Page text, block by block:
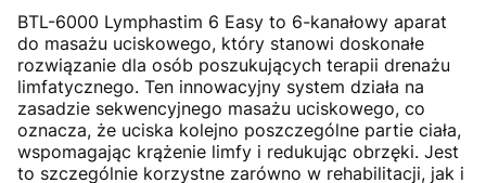
BTL-6000 Lymphastim 6 Easy to 6-kanałowy aparat
do masażu uciskowego, który stanowi doskonałe
rozwiązanie dla osób poszukujących terapii drenażu
limfatycznego. Ten innowacyjny system działa na
zasadzie sekwencyjnego masażu uciskowego, co
oznacza, że uciska kolejno poszczególne partie ciała,
wspomagając krążenie limfy i redukując obrzęki. Jest
to szczególnie korzystne zarówno w rehabilitacji, jak i